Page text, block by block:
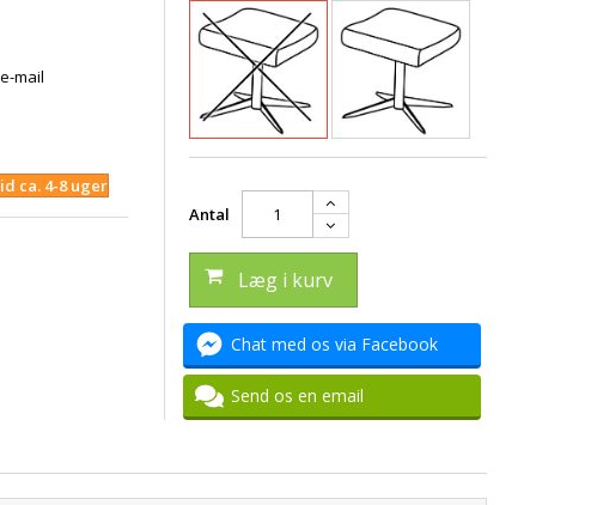
mail
ca. 4-8 uger
Antal
Læg i kurv
Chat med os via Facebook
Send os en email